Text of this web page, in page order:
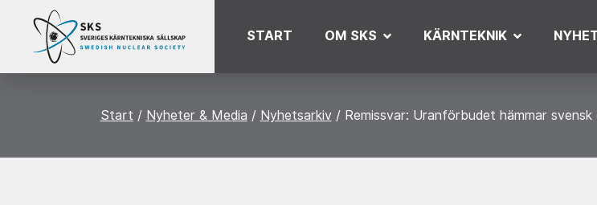
START OM SKS KÄRNTEKNIK
Start Nyheter & Media Nyhetsarkiv Remissvar: Uranförbudet hämmar